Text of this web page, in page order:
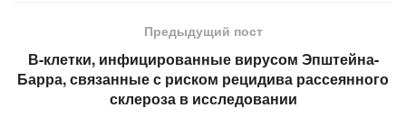
Предыдущий пост
В-клетки, инфицированные вирусом Эпштейна-
Барра, связанные с риском рецидива рассеянного
склероза в исследовании